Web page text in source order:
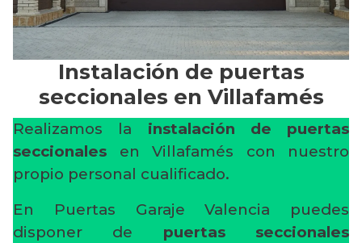
Instalación de puertas
seccionales en Villafamés
Realizamos la instalación de puertas
seccionales en Villafamés con nuestro
propio personal cualificado.
En Puertas Garaje Valencia puedes
disponer de puertas seccionales